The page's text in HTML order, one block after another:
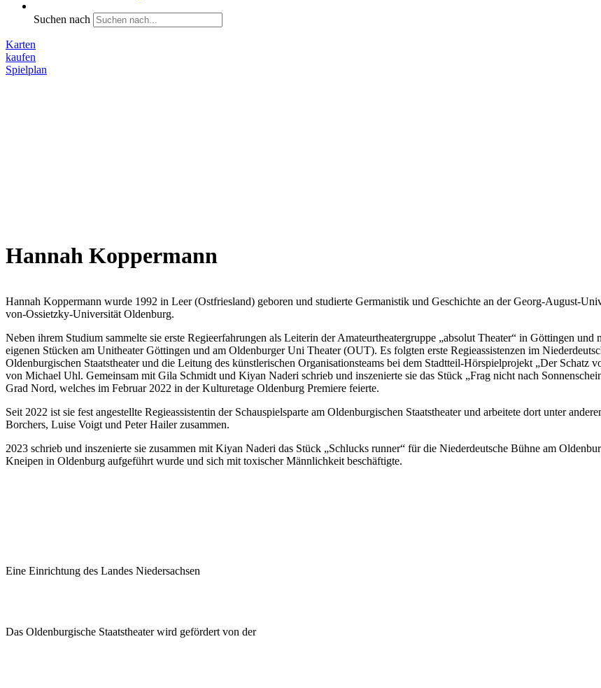
Suchen nach
Karten
kaufen
Spielplan
Hannah Koppermann
Hannah Koppermann wurde 1992 in Leer (Ostfriesland) geboren und studierte Germanistik und Geschichte an der Georg-August-
von-Ossietzky-Universität Oldenburg.
Neben ihrem Studium sammelte sie erste Regieerfahrungen als Leiterin der Amateurtheatergruppe „absolut Theater“ in Göttingen
eigenen Stücken am Unitheater Göttingen und am Oldenburger Uni Theater (OUT). Es folgten erste Regieassistenzen im
Oldenburgischen Staatstheater und die Leitung des künstlerischen Organisationsteams bei dem Stadtteil-Hörspielprojekt „Der Schatz
von Michael Uhl. Gemeinsam mit Gila Schmidt und Kiyan Naderi schrieb und inszenierte sie das Stück „Frag nicht nach
Grad Nord, welches im Februar 2022 in der Kulturetage Oldenburg Premiere feierte.
Seit 2022 ist sie fest angestellte Regieassistentin der Schauspielsparte am Oldenburgischen Staatstheater und arbeitete dort unter
Borchers, Luise Voigt und Peter Hailer zusammen.
2023 schrieb und inszenierte sie zusammen mit Kiyan Naderi das Stück „Schlucks runner“ für die Niederdeutsche Bühne am
Kneipen in Oldenburg aufgeführt wurde und sich mit toxischer Männlichkeit beschäftigte.
Eine Einrichtung des Landes Niedersachsen
Das Oldenburgische Staatstheater wird gefördert von der